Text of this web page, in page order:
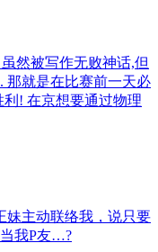
然被写作无败神话,但
那就是在比赛前一天必
! 在京想要通过物理
妹主动联络我，说只要
我P友…?